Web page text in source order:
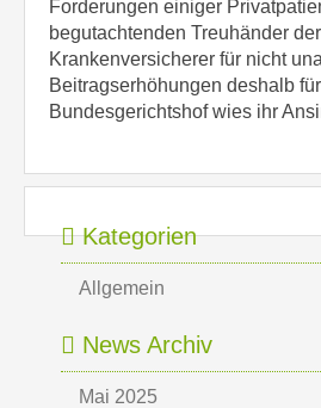
Forderungen einiger
begutachtenden Treuhänder
Krankenversicherer für nicht
Beitragserhöhungen deshalb
Bundesgerichtshof wies ihr
Kategorien
Allgemein
News Archiv
Mai 2025